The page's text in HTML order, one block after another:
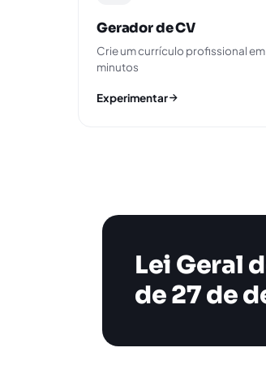
Gerador de CV
Crie um currículo profissional em
minutos
Experimentar
Lei Geral
de 27 de